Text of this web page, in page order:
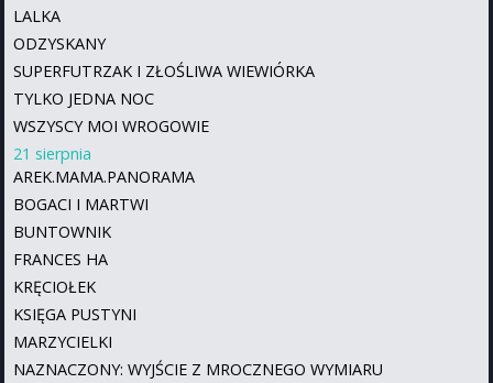
LALKA
ODZYSKANY
SUPERFUTRZAK I ZŁOŚLIWA WIEWIÓRKA
TYLKO JEDNA NOC
WSZYSCY MOI WROGOWIE
21 sierpnia
AREK.MAMA.PANORAMA
BOGACI I MARTWI
BUNTOWNIK
FRANCES HA
KRĘCIOŁEK
KSIĘGA PUSTYNI
MARZYCIELKI
NAZNACZONY: WYJŚCIE Z MROCZNEGO WYMIARU